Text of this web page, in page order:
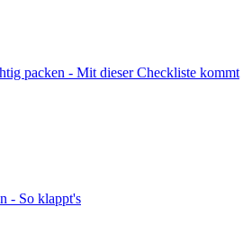
packen - Mit dieser Checkliste kommt
- So klappt's